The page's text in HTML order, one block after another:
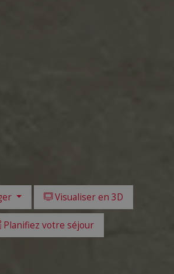
Visualiser en 3D
Planifiez votre séjour